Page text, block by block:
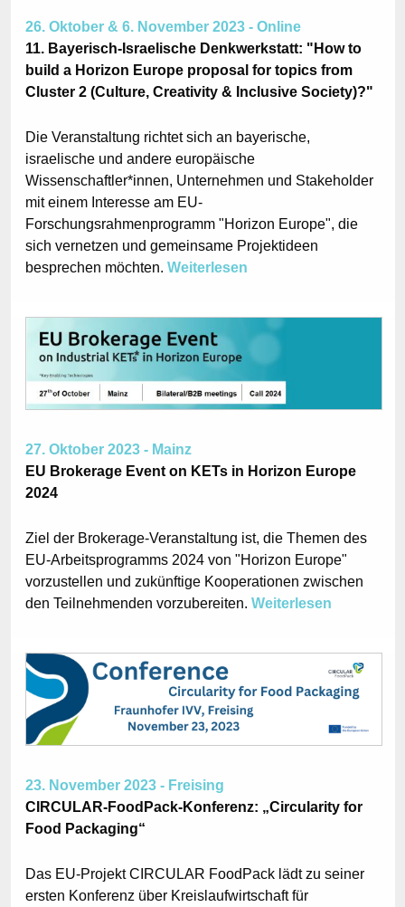
26. Oktober & 6. November 2023 - Online
11. Bayerisch-Israelische Denkwerkstatt: "How to
build a Horizon Europe proposal for topics from
Cluster 2 (Culture, Creativity & Inclusive Society)?"
Die Veranstaltung richtet sich an bayerische,
israelische und andere europäische
Wissenschaftler*innen, Unternehmen und Stakeholder
mit einem Interesse am EU-
Forschungsrahmenprogramm "Horizon Europe", die
sich vernetzen und gemeinsame Projektideen
besprechen möchten. Weiterlesen
27. Oktober 2023 - Mainz
EU Brokerage Event on KETs in Horizon Europe
2024
Ziel der Brokerage-Veranstaltung ist, die Themen des
EU-Arbeitsprogramms 2024 von "Horizon Europe"
vorzustellen und zukünftige Kooperationen zwischen
den Teilnehmenden vorzubereiten. Weiterlesen
23. November 2023 - Freising
CIRCULAR-FoodPack-Konferenz: „Circularity for
Food Packaging“
Das EU-Projekt CIRCULAR FoodPack lädt zu seiner
ersten Konferenz über Kreislaufwirtschaft für